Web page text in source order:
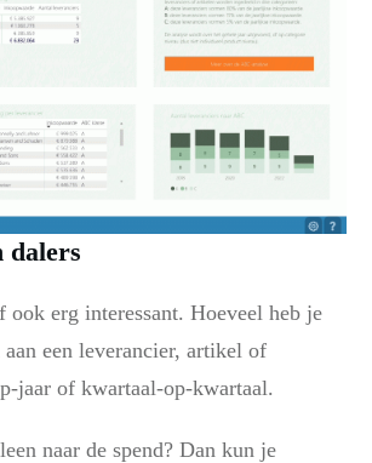
dalers
erg interessant. Hoeveel heb je
een leverancier, artikel of
jaar of kwartaal-op-kwartaal.
naar de spend? Dan kun je